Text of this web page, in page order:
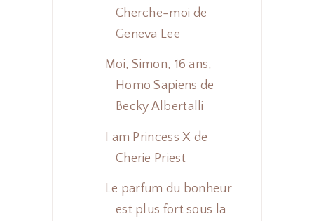
Cherche-moi de
Geneva Lee
Moi, Simon, 16 ans,
Homo Sapiens de
Becky Albertalli
I am Princess X de
Cherie Priest
Le parfum du bonheur
est plus fort sous la